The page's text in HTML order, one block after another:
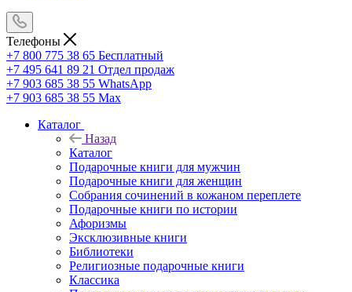
Телефоны
+7 800 775 38 65 Бесплатный
+7 495 641 89 21 Отдел продаж
+7 903 685 38 55 WhatsApp
+7 903 685 38 55 Max
Каталог
Назад
Каталог
Подарочные книги для мужчин
Подарочные книги для женщин
Собрания сочинений в кожаном переплете
Подарочные книги по истории
Афоризмы
Эксклюзивные книги
Библиотеки
Религиозные подарочные книги
Классика